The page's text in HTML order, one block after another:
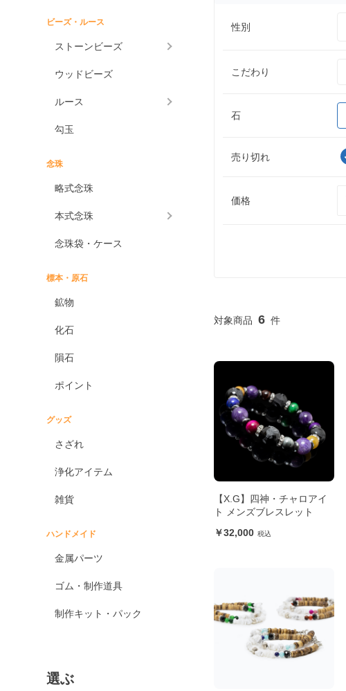
ビーズ・ルース
ストーンビーズ
ウッドビーズ
ルース
勾玉
念珠
略式念珠
本式念珠
念珠袋・ケース
標本・原石
鉱物
化石
隕石
ポイント
グッズ
さざれ
浄化アイテム
雑貨
ハンドメイド
金属パーツ
ゴム・制作道具
制作キット・パック
選ぶ
性別
こだわり
石
売り切れ
価格
6
【X.G】四神・チャロアイ
ト メンズブレスレット
32,000